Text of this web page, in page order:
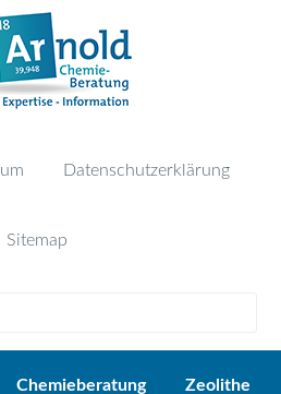
Datenschutzerklärung
Sitemap
Chemieberatung Zeolithe